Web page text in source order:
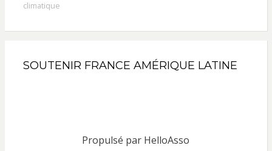
climatique
SOUTENIR FRANCE AMÉRIQUE LATINE
Propulsé par HelloAsso